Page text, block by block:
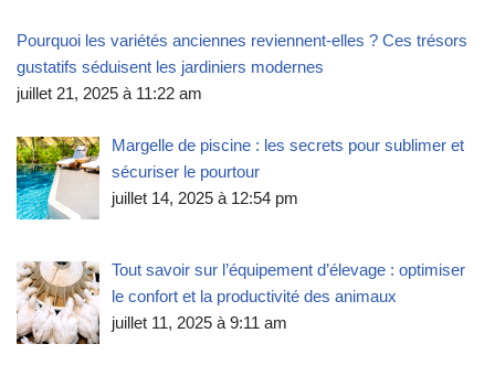
Pourquoi les variétés anciennes reviennent-elles ? Ces trésors
gustatifs séduisent les jardiniers modernes
juillet 21, 2025 à 11:22 am
Margelle de piscine : les secrets pour sublimer et
sécuriser le pourtour
juillet 14, 2025 à 12:54 pm
Tout savoir sur l’équipement d’élevage : optimiser
le confort et la productivité des animaux
juillet 11, 2025 à 9:11 am